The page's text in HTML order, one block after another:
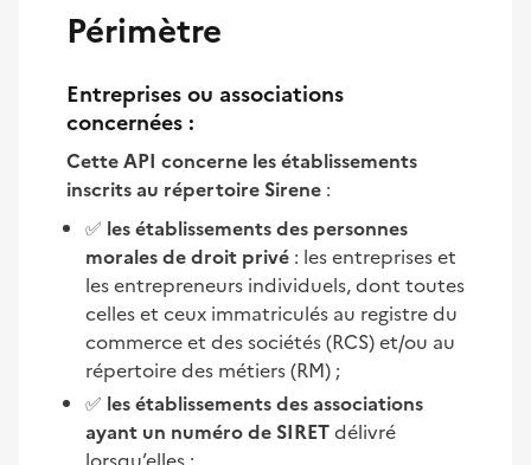
Périmètre
Entreprises ou associations
concernées :
Cette API concerne les établissements
inscrits au répertoire Sirene :
✅ les établissements des personnes
morales de droit privé : les entreprises et
les entrepreneurs individuels, dont toutes
celles et ceux immatriculés au registre du
commerce et des sociétés (RCS) et/ou au
répertoire des métiers (RM) ;
✅ les établissements des associations
ayant un numéro de SIRETdélivré